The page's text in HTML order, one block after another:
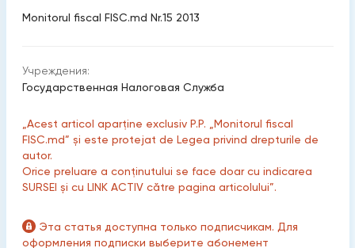
Monitorul fiscal FISC.md Nr.15 2013
Учреждения:
Государственная Налоговая Служба
„Acest articol aparține exclusiv P.P. „Monitorul fiscal
FISC.md” și este protejat de Legea privind drepturile de
autor.
Orice preluare a conținutului se face doar cu indicarea
SURSEI și cu LINK ACTIV către pagina articolului”.
Эта статья доступна только подписчикам. Для
оформления подписки выберите абонемент